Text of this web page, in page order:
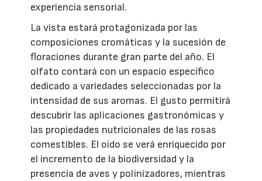
experiencia sensorial.
La vista estará protagonizada por las
composiciones cromáticas y la sucesión de
floraciones durante gran parte del año. El
olfato contará con un espacio específico
dedicado a variedades seleccionadas por la
intensidad de sus aromas. El gusto permitirá
descubrir las aplicaciones gastronómicas y
las propiedades nutricionales de las rosas
comestibles. El oído se verá enriquecido por
el incremento de la biodiversidad y la
presencia de aves y polinizadores, mientras